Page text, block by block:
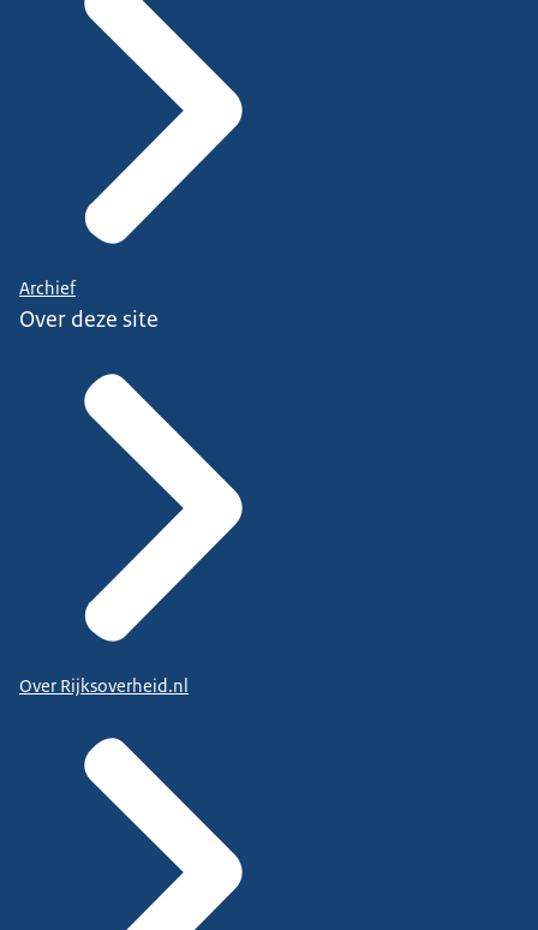
Archief
Over deze site
Over Rijksoverheid.nl